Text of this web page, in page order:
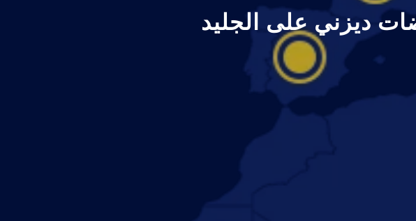
ديزني على الجليد